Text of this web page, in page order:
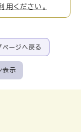
用ください。
ページへ戻る
表示